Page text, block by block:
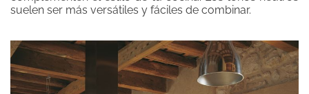
suelen ser más versátiles y fáciles de combinar.